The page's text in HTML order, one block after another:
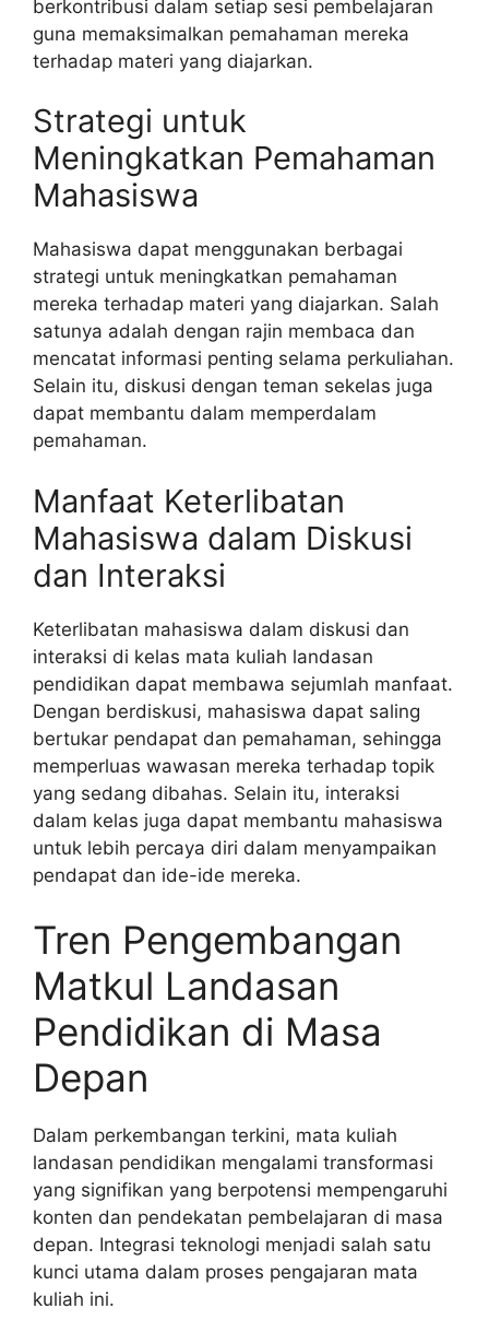
berkontribusi dalam setiap sesi pembelajaran
guna memaksimalkan pemahaman mereka
terhadap materi yang diajarkan.
Strategi untuk
Meningkatkan Pemahaman
Mahasiswa
Mahasiswa dapat menggunakan berbagai
strategi untuk meningkatkan pemahaman
mereka terhadap materi yang diajarkan. Salah
satunya adalah dengan rajin membaca dan
mencatat informasi penting selama perkuliahan.
Selain itu, diskusi dengan teman sekelas juga
dapat membantu dalam memperdalam
pemahaman.
Manfaat Keterlibatan
Mahasiswa dalam Diskusi
dan Interaksi
Keterlibatan mahasiswa dalam diskusi dan
interaksi di kelas mata kuliah landasan
pendidikan dapat membawa sejumlah manfaat.
Dengan berdiskusi, mahasiswa dapat saling
bertukar pendapat dan pemahaman, sehingga
memperluas wawasan mereka terhadap topik
yang sedang dibahas. Selain itu, interaksi
dalam kelas juga dapat membantu mahasiswa
untuk lebih percaya diri dalam menyampaikan
pendapat dan ide-ide mereka.
Tren Pengembangan
Matkul Landasan
Pendidikan di Masa
Depan
Dalam perkembangan terkini, mata kuliah
landasan pendidikan mengalami transformasi
yang signifikan yang berpotensi mempengaruhi
konten dan pendekatan pembelajaran di masa
depan. Integrasi teknologi menjadi salah satu
kunci utama dalam proses pengajaran mata
kuliah ini.